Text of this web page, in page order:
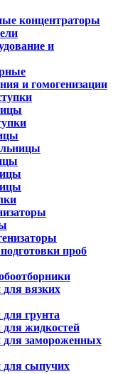
концентраторы
и
и гомогенизации
проб
вязких
грунта
жидкостей
для замороженных
для сыпучих